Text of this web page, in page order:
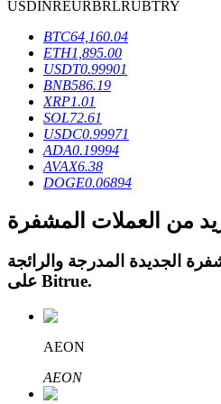
القروض
المدعومة بالعملات المشفرة
USDINREURBRLRUBTRY
BTC64,160.04
ETH1,895.00
USDT0.99901
BNB586.19
XRP1.01
SOL72.61
USDC0.99971
ADA0.19994
AVAX6.38
DOGE0.06894
من العملات المشفرة
الجديدة المدرجة والرائجة
Bitrue.
AEON
AEON